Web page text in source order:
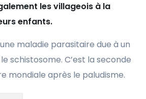
les villageois à la
enfants.
maladie parasitaire due à un
schistosome. C’est la seconde
mondiale après le paludisme.